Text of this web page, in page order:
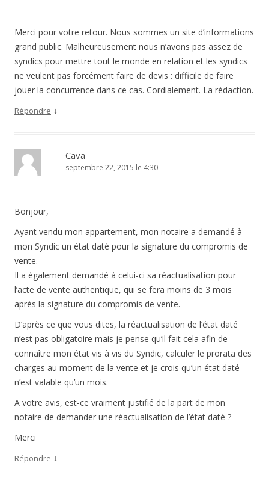
Merci pour votre retour. Nous sommes un site d’informations
grand public. Malheureusement nous n’avons pas assez de
syndics pour mettre tout le monde en relation et les syndics
ne veulent pas forcément faire de devis : difficile de faire
jouer la concurrence dans ce cas. Cordialement. La rédaction.
Répondre ↓
Cava
septembre 22, 2015 le 4:30
Bonjour,
Ayant vendu mon appartement, mon notaire a demandé à
mon Syndic un état daté pour la signature du compromis de
vente.
Il a également demandé à celui-ci sa réactualisation pour
l’acte de vente authentique, qui se fera moins de 3 mois
après la signature du compromis de vente.
D’après ce que vous dites, la réactualisation de l’état daté
n’est pas obligatoire mais je pense qu’il fait cela afin de
connaître mon état vis à vis du Syndic, calculer le prorata des
charges au moment de la vente et je crois qu’un état daté
n’est valable qu’un mois.
A votre avis, est-ce vraiment justifié de la part de mon
notaire de demander une réactualisation de l’état daté ?
Merci
Répondre ↓